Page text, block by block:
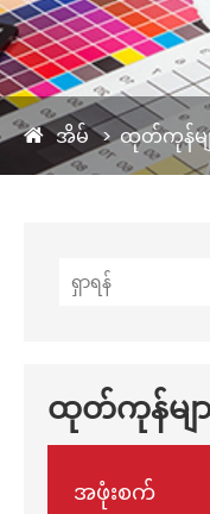
အိမ် ထုတ်ကုန်မျ
ထုတ်ကုန်မျ
အဖုံးစက်